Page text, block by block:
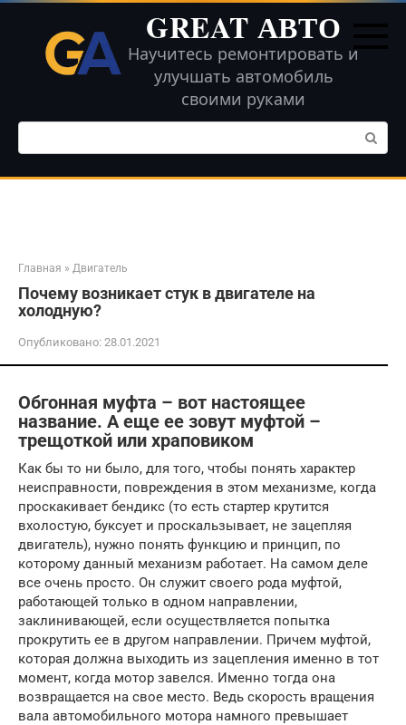
Перейти
контенту
GREAT АВТО
Научитесь ремонтировать и
улучшать автомобиль
своими руками
Поиск:
Главная » Двигатель
Почему возникает стук в двигателе на
холодную?
Опубликовано: 28.01.2021
Обгонная муфта – вот настоящее
название. А еще ее зовут муфтой –
трещоткой или храповиком
Как бы то ни было, для того, чтобы понять характер
неисправности, повреждения в этом механизме, когда
проскакивает бендикс (то есть стартер крутится
вхолостую, буксует и проскальзывает, не зацепляя
двигатель), нужно понять функцию и принцип, по
которому данный механизм работает. На самом деле
все очень просто. Он служит своего рода муфтой,
работающей только в одном направлении,
заклинивающей, если осуществляется попытка
прокрутить ее в другом направлении. Причем муфтой,
которая должна выходить из зацепления именно в тот
момент, когда мотор завелся. Именно тогда она
возвращается на свое место. Ведь скорость вращения
вала автомобильного мотора намного превышает